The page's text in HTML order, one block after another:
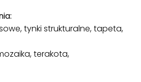
tynki strukturalne, tapeta,
terakota,